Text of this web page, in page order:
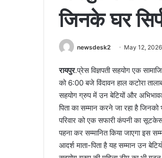
जिनके घर
newsdesk2 May 12, 2026
रायपुर.प्रेस विज्ञपती सहयोग एक
को 6:00 बजे विंदावन हाल कटोरा
सहयोग ग्रुप में उन बेटियों और
पिता का सम्मान करने जा रहा है जिनको
परिवार को एक सफारी कंपनी का
पहना कर सम्मानित किया जाएगा इस
आदर्श माता-पिता है यह सम्मान उन